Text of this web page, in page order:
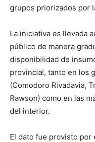
grupos priorizados por
La iniciativa es llevada
público de manera
disponibilidad de
provincial, tanto en los
(Comodoro Rivadavia,
Rawson) como en las
del interior.
El dato fue provisto por